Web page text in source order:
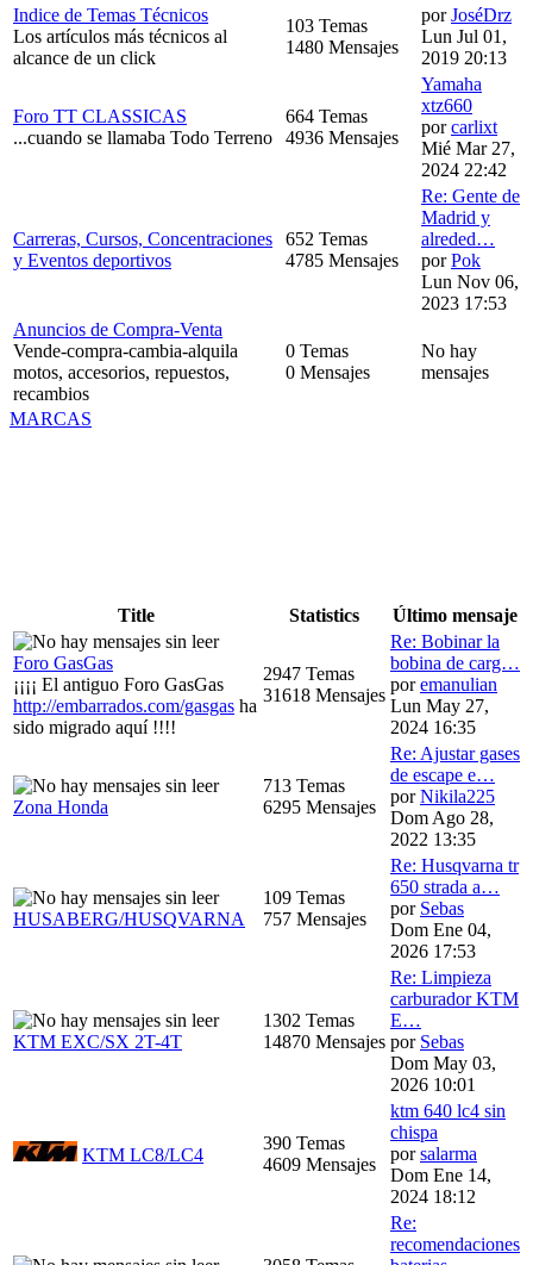
Indice de Temas Técnicos
Los artículos más técnicos al
alcance de un click
103 Temas
1480 Mensajes
porJoséDrz
Lun Jul 01,
2019 20:13
Foro TT CLASSICAS
...cuando se llamaba Todo Terreno
664 Temas
4936 Mensajes
Yamaha
xtz660
porcarlixt
Mié Mar 27,
2024 22:42
Carreras, Cursos, Concentraciones
y Eventos deportivos
652 Temas
4785 Mensajes
Re: Gente de
Madrid y
alreded…
porPok
Lun Nov 06,
2023 17:53
Anuncios de Compra-Venta
Vende-compra-cambia-alquila
motos, accesorios, repuestos,
recambios
0 Temas
0 Mensajes
No hay
mensajes
MARCAS
Title Statistics Último mensaje
Foro GasGas
¡¡¡¡ El antiguo Foro GasGas
http://embarrados.com/gasgas ha
sido migrado aquí !!!!
2947 Temas
31618 Mensajes
Re: Bobinar la
bobina de carg…
poremanulian
Lun May 27,
2024 16:35
Zona Honda
713 Temas
6295 Mensajes
Re: Ajustar gases
de escape e…
porNikila225
Dom Ago 28,
2022 13:35
HUSABERG/HUSQVARNA
109 Temas
757 Mensajes
Re: Husqvarna tr
650 strada a…
por Sebas
Dom Ene 04,
2026 17:53
KTM EXC/SX 2T-4T
1302 Temas
14870 Mensajes
Re: Limpieza
carburador KTM
E…
por Sebas
Dom May 03,
2026 10:01
KTM LC8/LC4
390 Temas
4609 Mensajes
ktm 640 lc4 sin
chispa
porsalarma
Dom Ene 14,
2024 18:12
Re:
recomendaciones